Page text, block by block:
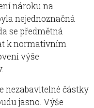
nároku na
nejednoznačná
se předmětná
k normativním
výše
nezabavitelné částky
jasno. Výše